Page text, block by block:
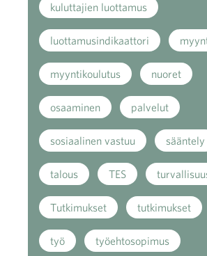
kuluttajien luottamus
luottamusindikaattori
myyntikoulutus nuoret
osaaminen palvelut
sosiaalinen vastuu sääntely
talous TES
Tutkimukset tutkimukset
työ työehtosopimus